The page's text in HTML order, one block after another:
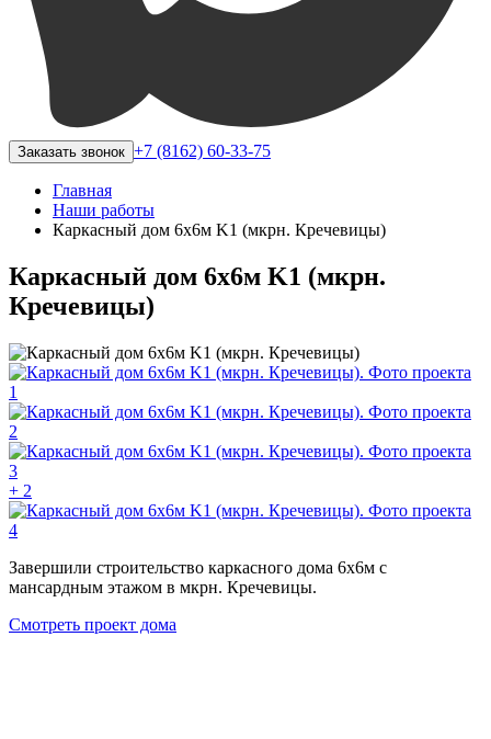
Заказать звонок +7 (8162) 60-33-75
Главная
Наши работы
Каркасный дом 6х6м K1 (мкрн. Кречевицы)
Каркасный дом 6х6м K1 (мкрн.
Кречевицы)
+ 2
Завершили строительство каркасного дома 6х6м с
мансардным этажом в мкрн. Кречевицы.
Смотреть проект дома